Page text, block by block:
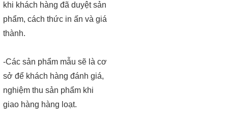
khi khách hàng đã duyệt sản
phẩm, cách thức in ấn và giá
thành.
-Các sản phẩm mẫu sẽ là cơ
sở để khách hàng đánh giá,
nghiệm thu sản phẩm khi
giao hàng hàng loạt.